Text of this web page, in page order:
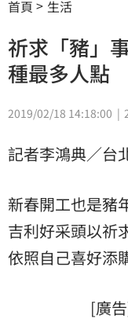
首頁 生活
祈求「豬」
種最多人點
2019/02/18 14:18:00
記者李鴻典／台
新春開工也是豬
吉利好采頭以祈
依照自己喜好添
[廣